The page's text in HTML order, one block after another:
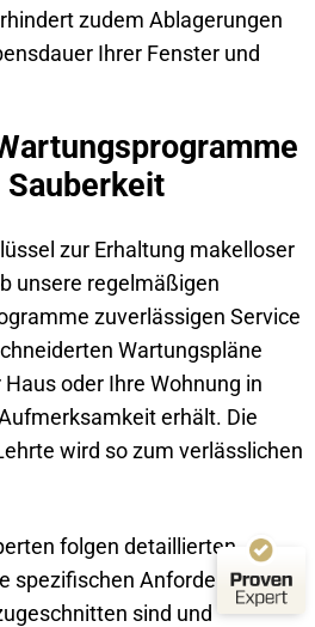
zudem Ablagerungen
Ihrer Fenster und
zur Erhaltung makelloser
unsere regelmäßigen
zuverlässigen Service
Wartungspläne
oder Ihre Wohnung in
erhält. Die
wird so zum verlässlichen
folgen detaillierten
spezifischen Anforderungen
sind und
Von Kunden bewertet
146
Bewertungen
Authentizität
Kundenbewertungen und Erfahrungen zu
Schwarz-Weiss-Gebäudereinigung
100
%
Empfehlungen auf
ProvenExpert.com
SEHR GUT
4,99
/
5,00
84
62
Blick aufs ProvenExpert-Profil werfen
03.08.2026